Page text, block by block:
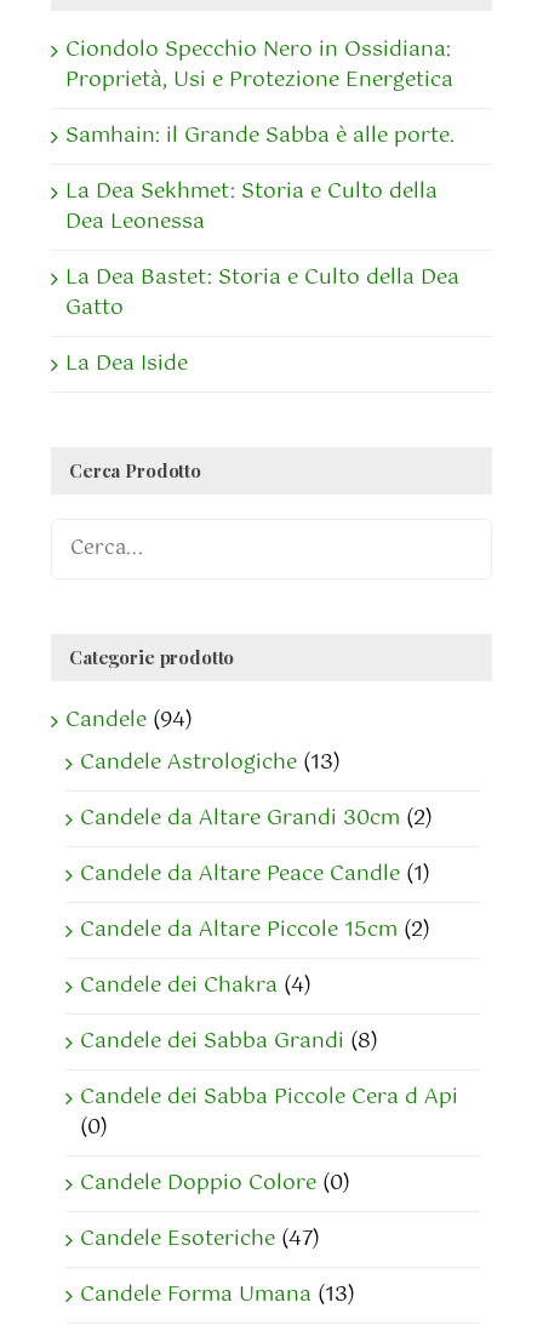
Ciondolo Specchio Nero in Ossidiana:
Proprietà, Usi e Protezione Energetica
Samhain: il Grande Sabba è alle porte.
La Dea Sekhmet: Storia e Culto della
Dea Leonessa
La Dea Bastet: Storia e Culto della Dea
Gatto
La Dea Iside
Cerca Prodotto
Categorie prodotto
Candele (94)
Candele Astrologiche (13)
Candele da Altare Grandi 30cm (2)
Candele da Altare Peace Candle (1)
Candele da Altare Piccole 15cm (2)
Candele dei Chakra (4)
Candele dei Sabba Grandi (8)
Candele dei Sabba Piccole Cera d Api
(0)
Candele Doppio Colore (0)
Candele Esoteriche (47)
Candele Forma Umana (13)